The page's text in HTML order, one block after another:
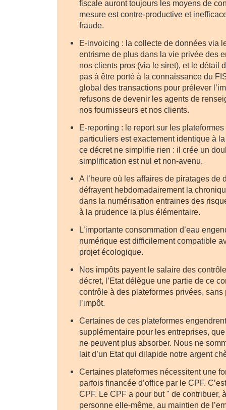
fiscale auront toujours les moyens de
mesure est contre-productive et
fraude.
E-invoicing : la collecte de données via
entrisme de plus dans la vie privée des
nos clients pros (via le siret), et le détail
pas à être porté à la connaissance du
global des transactions pour prélever
refusons de devenir les agents de
nos fournisseurs et nos clients.
E-reporting : le report sur les
particuliers est exactement identique à
ce décret ne simplifie rien : il crée un
simplification est nul et non-avenu.
A l’heure où les affaires de piratages de
défrayent hebdomadairement la
dans la numérisation entraines des
à la prudence la plus élémentaire.
L’importante consommation d’eau
numérique est difficilement compatible
projet écologique.
Nos impôts payent le salaire des
décret, l’Etat délègue une partie de ce
contrôle à des plateformes privées, sans
l’impôt.
Certaines de ces plateformes
supplémentaire pour les entreprises,
ne peuvent plus absorber. Nous ne
lait d’un Etat qui dilapide notre argent
Certaines plateformes nécessitent une
parfois financée d’office par le CPF.
CPF. Le CPF a pour but " de contribuer,
personne elle-même, au maintien de